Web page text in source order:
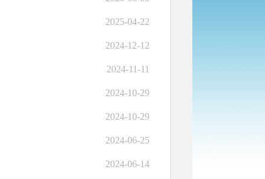
2025-04-22
2024-12-12
2024-11-11
2024-10-29
2024-10-29
2024-06-25
2024-06-14